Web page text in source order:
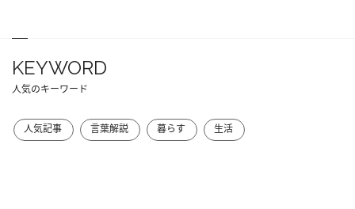
KEYWORD
人気のキーワード
人気記事 言葉解説 暮らす 生活